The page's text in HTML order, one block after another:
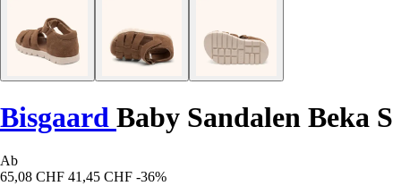
Bisgaard Baby Sandalen Beka S
Ab
65,08 CHF 41,45 CHF -36%